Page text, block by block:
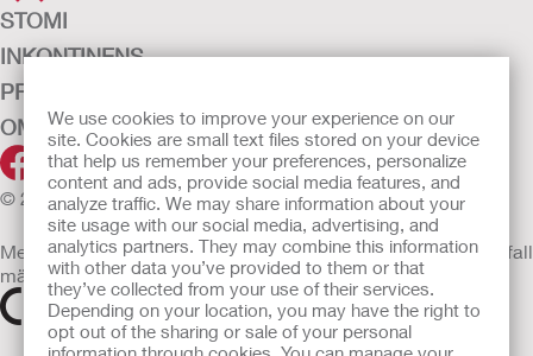
We use cookies to improve your experience on our
site. Cookies are small text files stored on your device
that help us remember your preferences, personalize
content and ads, provide social media features, and
analyze traffic. We may share information about your
site usage with our social media, advertising, and
analytics partners. They may combine this information
with other data you’ve provided to them or that
they’ve collected from your use of their services.
Depending on your location, you may have the right to
opt out of the sharing or sale of your personal
STOMI
INKONTINENS
PRODUKTER
OM OSS
© 2026 Hollister Incorporated
Medicintekniska enheter som säljs i EU är i förekommande fall
märkta med någon av följande symboler